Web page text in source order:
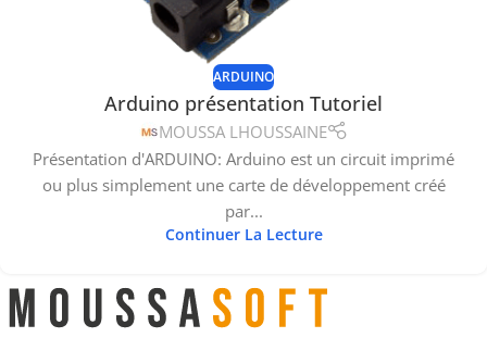
ARDUINO
Arduino présentation Tutoriel
MOUSSA LHOUSSAINE
Présentation d'ARDUINO: Arduino est un circuit imprimé
ou plus simplement une carte de développement créé
par...
Continuer La Lecture